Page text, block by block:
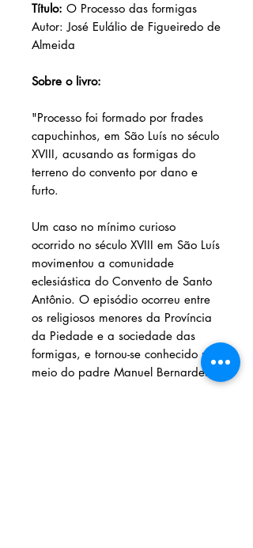
Título: O Processo das formigas
Autor: José Eulálio de Figueiredo de
Almeida
Sobre o livro:
"Processo foi formado por frades
capuchinhos, em São Luís no século
XVIII, acusando as formigas do
terreno do convento por dano e
furto.
Um caso no mínimo curioso
ocorrido no século XVIII em São Luís
movimentou a comunidade
eclesiástica do Convento de Santo
Antônio. O episódio ocorreu entre
os religiosos menores da Província
da Piedade e a sociedade das
formigas, e tornou-se conhecido por
meio do padre Manuel Bernardes"